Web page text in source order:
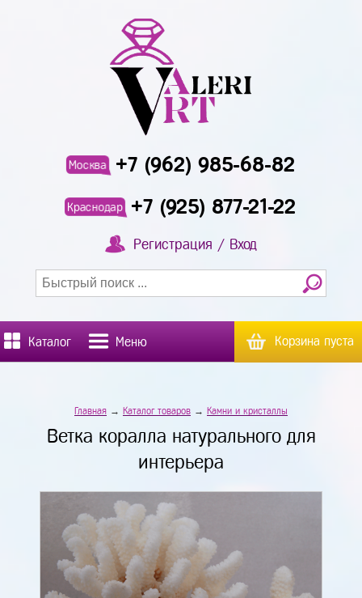
Москва +7 (962) 985-68-82
Краснодар +7 (925) 877-21-22
Регистрация / Вход
Каталог Меню Корзина пуста
Главная → Каталог товаров → Камни и кристаллы
Ветка коралла натурального для
интерьера